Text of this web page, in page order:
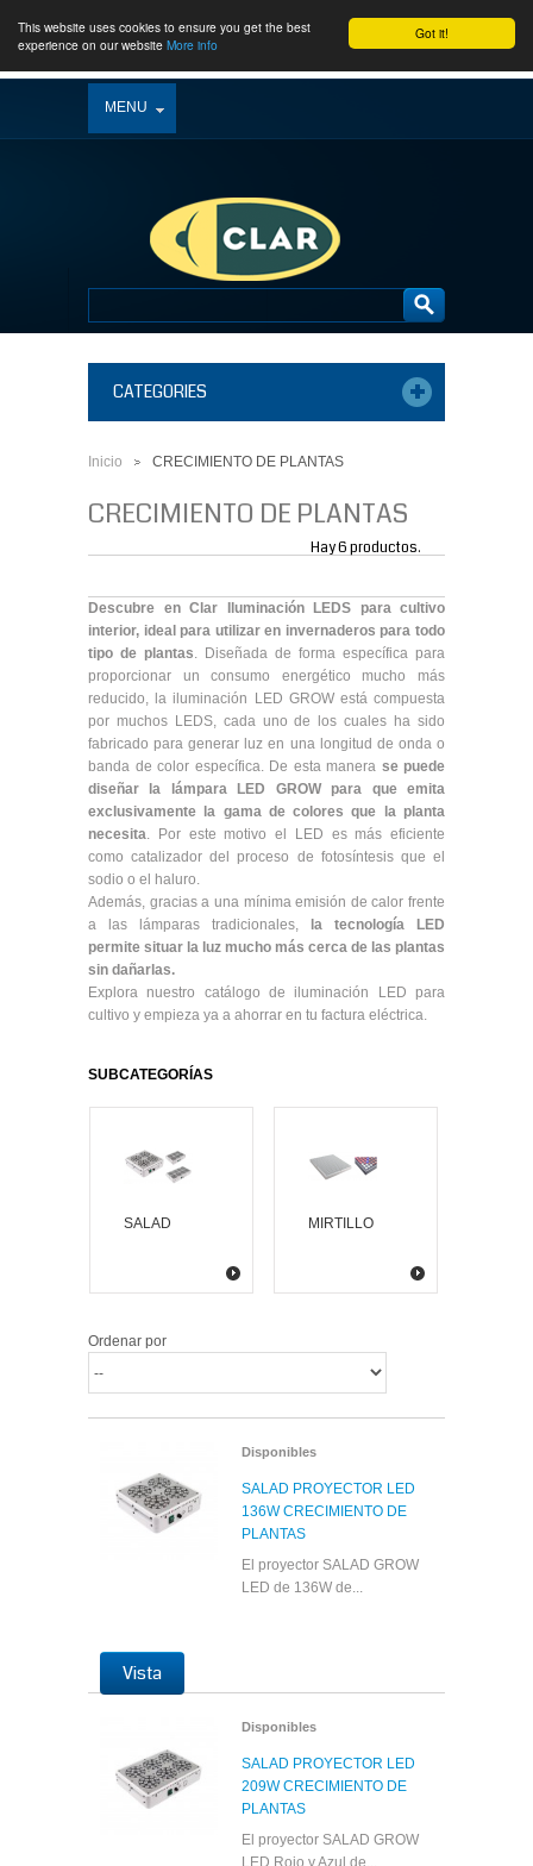
Got it!
This website uses cookies to ensure you get the best
experience on our website More info
MENU
CATEGORIES
Inicio
CRECIMIENTO DE PLANTAS
CRECIMIENTO DE PLANTAS
Hay 6 productos.
Descubre en Clar Iluminación LEDS para cultivo
interior, ideal para utilizar en invernaderos para todo
tipo de plantas. Diseñada de forma específica para
proporcionar un consumo energético mucho más
reducido, la iluminación LED GROW está compuesta
por muchos LEDS, cada uno de los cuales ha sido
fabricado para generar luz en una longitud de onda o
banda de color específica. De esta manera se puede
diseñar la lámpara LED GROW para que emita
exclusivamente la gama de colores que la planta
necesita. Por este motivo el LED es más eficiente
como catalizador del proceso de fotosíntesis que el
sodio o el haluro.
Además, gracias a una mínima emisión de calor frente
a las lámparas tradicionales,
la tecnología LED
permite situar la luz mucho más cerca de las plantas
sin dañarlas.
Explora nuestro catálogo de iluminación LED para
cultivo y empieza ya a ahorrar en tu factura eléctrica.
SUBCATEGORÍAS
SALAD MIRTILLO
Ordenar por
Disponibles
SALAD PROYECTOR LED
136W CRECIMIENTO DE
PLANTAS
El proyector SALAD GROW
LED de 136W de...
Vista
Disponibles
SALAD PROYECTOR LED
209W CRECIMIENTO DE
PLANTAS
El proyector SALAD GROW
LED Rojo y Azul de...